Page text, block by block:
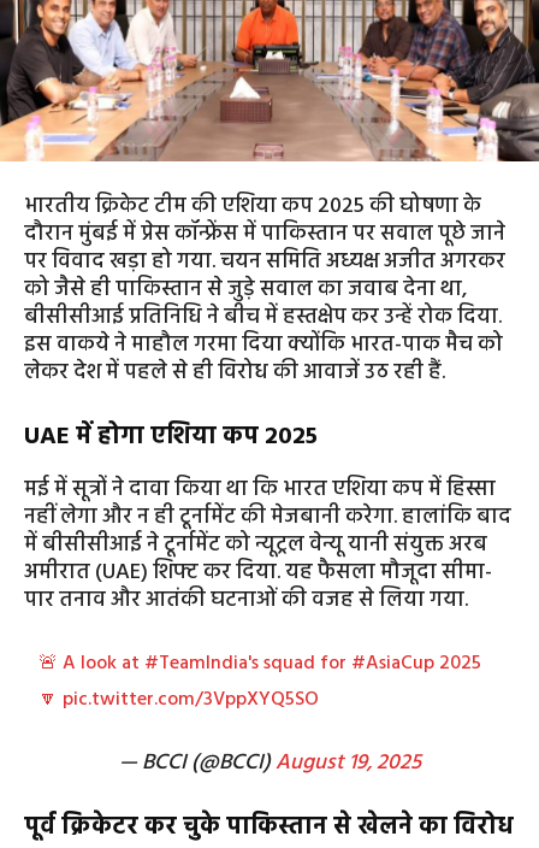
भारतीय क्रिकेट टीम की एशिया कप 2025 की घोषणा के
दौरान मुंबई में प्रेस कॉन्फ्रेंस में पाकिस्तान पर सवाल पूछे जाने
पर विवाद खड़ा हो गया. चयन समिति अध्यक्ष अजीत अगरकर
को जैसे ही पाकिस्तान से जुड़े सवाल का जवाब देना था,
बीसीसीआई प्रतिनिधि ने बीच में हस्तक्षेप कर उन्हें रोक दिया.
इस वाकये ने माहौल गरमा दिया क्योंकि भारत-पाक मैच को
लेकर देश में पहले से ही विरोध की आवाजें उठ रही हैं.
UAE में होगा एशिया कप 2025
मई में सूत्रों ने दावा किया था कि भारत एशिया कप में हिस्सा
नहीं लेगा और न ही टूर्नामेंट की मेजबानी करेगा. हालांकि बाद
में बीसीसीआई ने टूर्नामेंट को न्यूट्रल वेन्यू यानी संयुक्त अरब
अमीरात (UAE) शिफ्ट कर दिया. यह फैसला मौजूदा सीमा-
पार तनाव और आतंकी घटनाओं की वजह से लिया गया.
🚨 A look at #TeamIndia's squad for #AsiaCup2025
🔽 pic.twitter.com/3VppXYQ5SO
— BCCI (@BCCI)August 19, 2025
पूर्व क्रिकेटर कर चुके पाकिस्तान से खेलने का विरोध